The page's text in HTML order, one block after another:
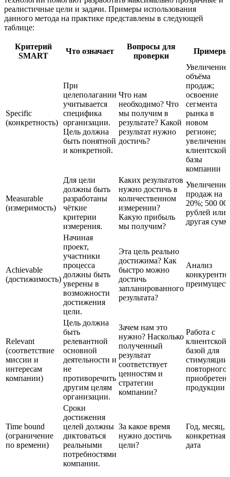
реалистичные цели и задачи. Примеры использования
данного метода на практике представлены в следующей
таблице:
Критерий
SMART
Что означает
Вопросы для
проверки
Примеры
Specific
(конкретность)
При
целеполагании
учитывается
специфика
организации.
Цель должна
быть понятной
и конкретной.
Что нам
необходимо? Что
мы получим в
результате? Какой
результат нужно
достичь?
Увеличение
объёма
продаж;
освоение
сегмента
рынка в
новом
регионе;
увеличение
клиентской
базы
компании
Measurable
(измеримость)
Для цели
должны быть
разработаны
чёткие
критерии
измерения.
Каких результатов
нужно достичь в
количественном
измерении?
Какую прибыль
мы получим?
Увеличение
продаж на
20%; 500
рублей или
другая
Achievable
(достижимость)
Начиная
проект,
участники
процесса
должны быть
уверены в
возможности
достижения
цели.
Эта цель реально
достижима? Как
быстро можно
достичь
запланированного
результата?
Анализ
Relevant
(соответствие
миссии и
интересам
компании)
Цель должна
быть
релевантной
основной
деятельности и
не
противоречить
другим целям
организации.
Зачем нам это
нужно? Насколько
полученный
результат
соответствует
ценностям и
стратегии
компании?
Работа с
клиентской
базой для
стимуляции
повторного
продукции
Time bound
(ограничение
по времени)
Сроки
достижения
целей должны
диктоваться
реальными
потребностями
компании.
За какое время
нужно достичь
цели?
Год, месяц,
конкретная
дата